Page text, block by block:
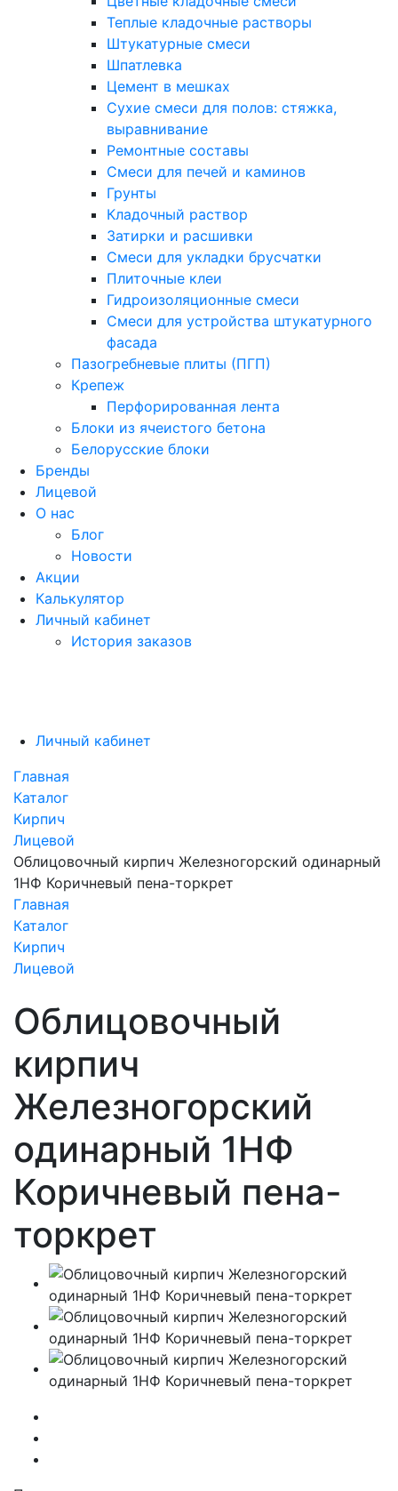
Теплые кладочные растворы
Штукатурные смеси
Шпатлевка
Цемент в мешках
Сухие смеси для полов: стяжка,
выравнивание
Ремонтные составы
Смеси для печей и каминов
Грунты
Кладочный раствор
Затирки и расшивки
Смеси для укладки брусчатки
Плиточные клеи
Гидроизоляционные смеси
Смеси для устройства штукатурного
фасада
Пазогребневые плиты (ПГП)
Крепеж
Перфорированная лента
Блоки из ячеистого бетона
Белорусские блоки
Бренды
Лицевой
О нас
Блог
Новости
Акции
Калькулятор
Личный кабинет
История заказов
Личный кабинет
Главная
Каталог
Кирпич
Лицевой
Облицовочный кирпич Железногорский одинарный
1НФ Коричневый пена-торкрет
Главная
Каталог
Кирпич
Лицевой
Облицовочный
кирпич
Железногорский
одинарный 1НФ
Коричневый пена-
торкрет